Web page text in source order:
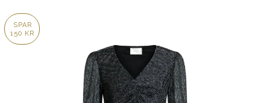
SPAR
150 KR